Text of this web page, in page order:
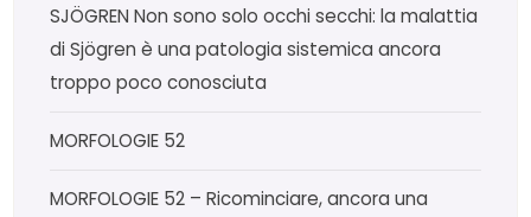
SJÖGREN Non sono solo occhi secchi: la malattia
di Sjögren è una patologia sistemica ancora
troppo poco conosciuta
MORFOLOGIE 52
MORFOLOGIE 52 – Ricominciare, ancora una